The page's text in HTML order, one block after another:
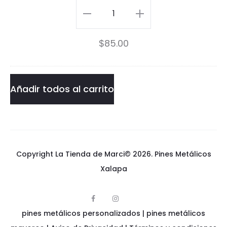
i
n
6
4
P
n
Nintendo
64
cantidad
$85.00
Añadir todos al carrito
Copyright La Tienda de Marci© 2026.Pines Metálicos
Xalapa
c
s
i
pines metálicos personalizados | pines metálicos